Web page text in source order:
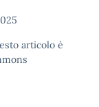
articolo è